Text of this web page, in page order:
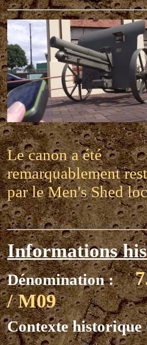
Le canon a été
remarquablement
par le Men's Shed
Informations
Dénomination :
/ M09
Contexte historique